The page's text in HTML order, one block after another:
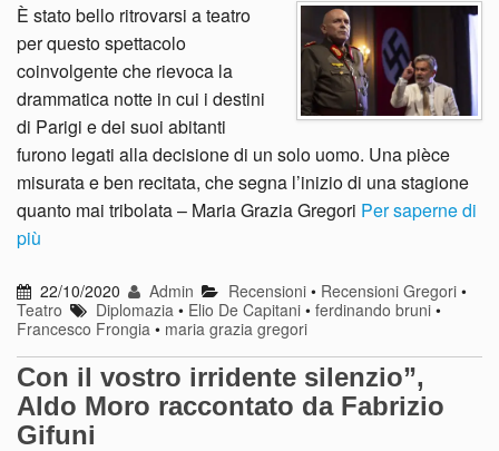
È stato bello ritrovarsi a teatro
per questo spettacolo
coinvolgente che rievoca la
drammatica notte in cui i destini
di Parigi e dei suoi abitanti
furono legati alla decisione di un solo uomo. Una pièce
misurata e ben recitata, che segna l’inizio di una stagione
quanto mai tribolata – Maria Grazia Gregori Per saperne di
più
22/10/2020 Admin Recensioni• Recensioni Gregori•
Teatro
Diplomazia • Elio De Capitani •ferdinando bruni •
Francesco Frongia • maria grazia gregori
Con il vostro irridente silenzio”,
Aldo Moro raccontato da Fabrizio
Gifuni